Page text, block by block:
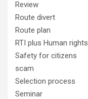
Review
Route divert
Route plan
RTI plus Human rights
Safety for citizens
scam
Selection process
Seminar